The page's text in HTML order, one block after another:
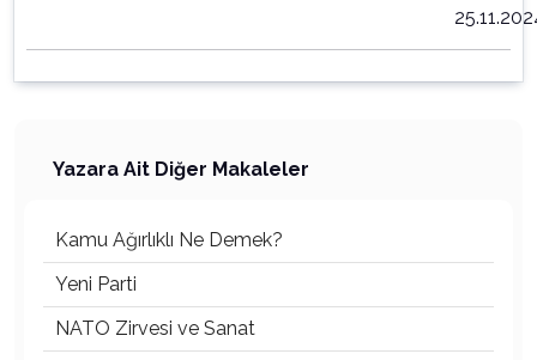
Yazara Ait Diğer Makaleler
Kamu Ağırlıklı Ne Demek?
Yeni Parti
NATO Zirvesi ve Sanat